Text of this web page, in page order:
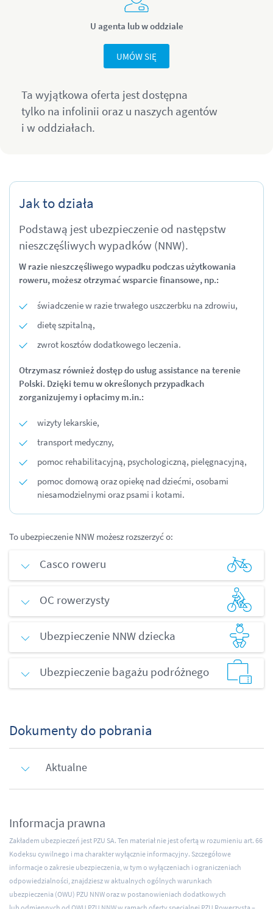
U agenta lub w oddziale
UMÓW SIĘ
Ta wyjątkowa oferta jest dostępna
tylko na infolinii oraz u naszych agentów
i w oddziałach.
Jak to działa
Podstawą jest ubezpieczenie od następstw
nieszczęśliwych wypadków (NNW).
W razie nieszczęśliwego wypadku podczas użytkowania
roweru, możesz otrzymać wsparcie finansowe, np.:
świadczenie w razie trwałego uszczerbku na zdrowiu,
dietę szpitalną,
zwrot kosztów dodatkowego leczenia.
Otrzymasz również dostęp do usług assistance na terenie
Polski. Dzięki temu w określonych przypadkach
zorganizujemy i opłacimy m.in.:
wizyty lekarskie,
transport medyczny,
pomoc rehabilitacyjną, psychologiczną, pielęgnacyjną,
pomoc domową oraz opiekę nad dziećmi, osobami
niesamodzielnymi oraz psami i kotami.
To ubezpieczenie NNW możesz rozszerzyć o:
Casco roweru
OC rowerzysty
Ubezpieczenie NNW dziecka
Ubezpieczenie bagażu podróżnego
Dokumenty do pobrania
Aktualne
Informacja prawna
Zakładem ubezpieczeń jest PZU SA. Ten materiał nie jest ofertą w rozumieniu art. 66
Kodeksu cywilnego i ma charakter wyłącznie informacyjny. Szczegółowe
informacje o zakresie ubezpieczenia, w tym o wyłączeniach i ograniczeniach
odpowiedzialności, znajdziesz w aktualnych ogólnych warunkach
ubezpieczenia (OWU) PZU NNW oraz w postanowieniach dodatkowych